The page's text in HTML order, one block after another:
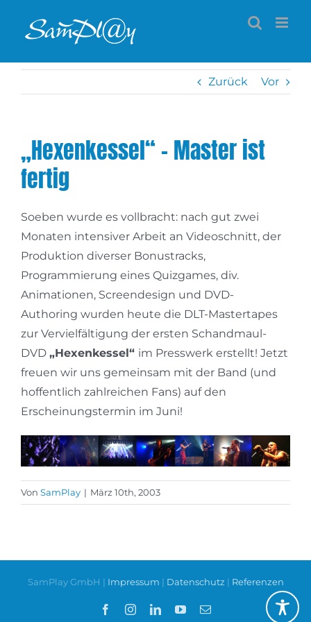
Inhalt
Zurück Vor
„Hexenkessel“ – Master ist
fertig
Soeben wurde es vollbracht: nach gut zwei
Monaten intensiver Arbeit an Videoschnitt, der
Produktion diverser Bonustracks,
Programmierung eines Quizgames, div.
Animationen, Screendesign und DVD-
Authoring wurden heute die DLT-Mastertapes
zur Vervielfältigung der ersten Schandmaul-
DVD „Hexenkessel“ im Presswerk erstellt! Jetzt
freuen wir uns gemeinsam mit der Band (und
hoffentlich zahlreichen Fans) auf den
Erscheinungstermin im Juni!
Von SamPlay | März 10th, 2003
SamPlay GmbH | Impressum | Datenschutz | Referenzen
FacebookInstagramLinkedInYouTube
E-